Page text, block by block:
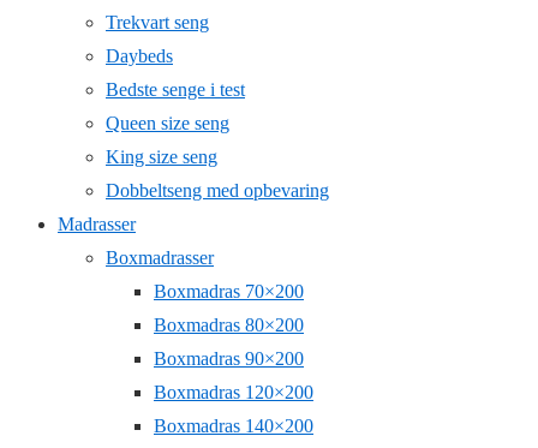
Trekvart seng
Daybeds
Bedste senge i test
Queen size seng
King size seng
Dobbeltseng med opbevaring
Madrasser
Boxmadrasser
Boxmadras 70×200
Boxmadras 80×200
Boxmadras 90×200
Boxmadras 120×200
Boxmadras 140×200